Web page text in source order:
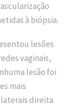
à biópsia.
lesões
vaginais,
lesão foi
mais
direita